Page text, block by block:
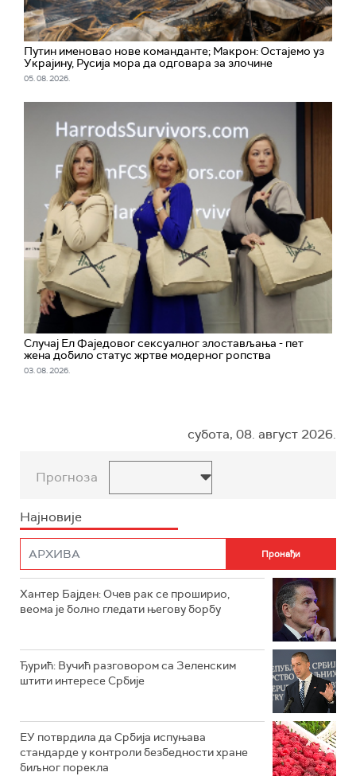
Путин именовао нове команданте; Макрон: Остајемо уз
Украјину, Русија мора да одговара за злочине
05. 08. 2026.
Случај Ел Фаједовог сексуалног злостављања - пет
жена добило статус жртве модерног ропства
03. 08. 2026.
субота, 08. август 2026.
Прогноза
Најновије
Хантер Бајден: Очев рак се проширио,
веома је болно гледати његову борбу
Ђурић: Вучић разговором са Зеленским
штити интересе Србије
ЕУ потврдила да Србија испуњава
стандарде у контроли безбедности хране
биљног порекла